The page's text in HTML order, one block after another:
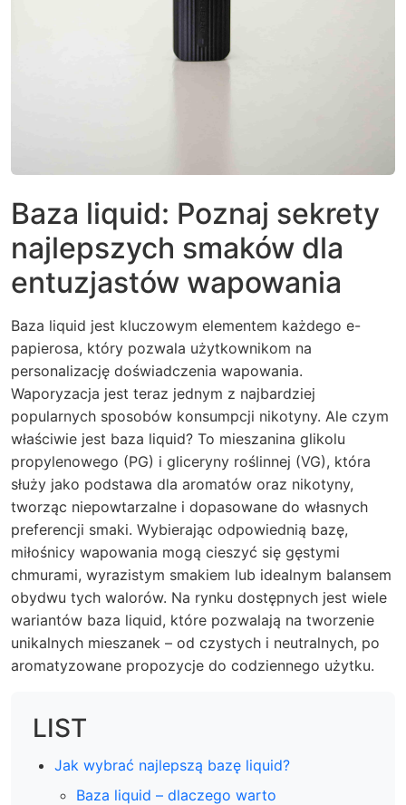
Baza liquid: Poznaj sekrety
najlepszych smaków dla
entuzjastów wapowania
Baza liquid jest kluczowym elementem każdego e-
papierosa, który pozwala użytkownikom na
personalizację doświadczenia wapowania.
Waporyzacja jest teraz jednym z najbardziej
popularnych sposobów konsumpcji nikotyny. Ale czym
właściwie jest baza liquid? To mieszanina glikolu
propylenowego (PG) i gliceryny roślinnej (VG), która
służy jako podstawa dla aromatów oraz nikotyny,
tworząc niepowtarzalne i dopasowane do własnych
preferencji smaki. Wybierając odpowiednią bazę,
miłośnicy wapowania mogą cieszyć się gęstymi
chmurami, wyrazistym smakiem lub idealnym balansem
obydwu tych walorów. Na rynku dostępnych jest wiele
wariantów baza liquid, które pozwalają na tworzenie
unikalnych mieszanek – od czystych i neutralnych, po
aromatyzowane propozycje do codziennego użytku.
LIST
Jak wybrać najlepszą bazę liquid?
Baza liquid – dlaczego warto